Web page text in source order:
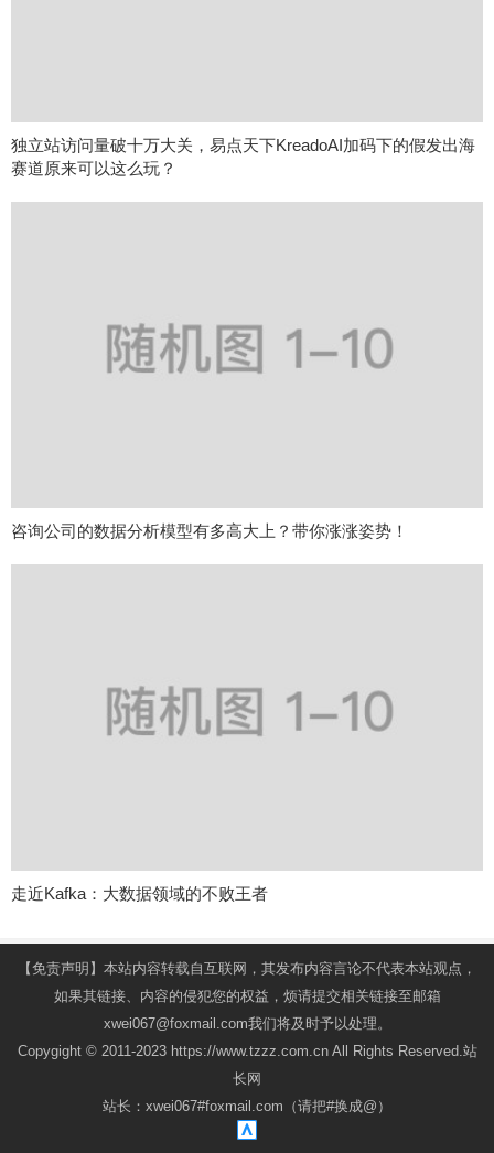
独立站访问量破十万大关，易点天下KreadoAI加码下的假发出海
赛道原来可以这么玩？
咨询公司的数据分析模型有多高大上？带你涨涨姿势！
走近Kafka：大数据领域的不败王者
【免责声明】本站内容转载自互联网，其发布内容言论不代表本站观点，
如果其链接、内容的侵犯您的权益，烦请提交相关链接至邮箱
xwei067@foxmail.com我们将及时予以处理。
Copygight © 2011-2023 https://www.tzzz.com.cn All Rights Reserved.站
长网
站长：xwei067#foxmail.com（请把#换成@）